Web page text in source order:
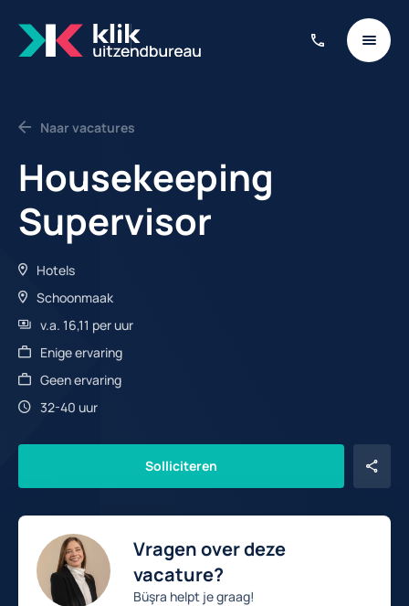
Naar vacatures
Housekeeping
Supervisor
Hotels
Schoonmaak
v.a. 16,11 per uur
Enige ervaring
Geen ervaring
32-40 uur
Solliciteren
Vragen over deze
vacature?
Büşra helpt je graag!